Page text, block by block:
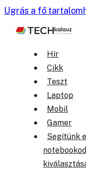
Ugrás a fő
Hír
Cikk
Teszt
Laptop
Mobil
Gamer
Segítünk
notebookod